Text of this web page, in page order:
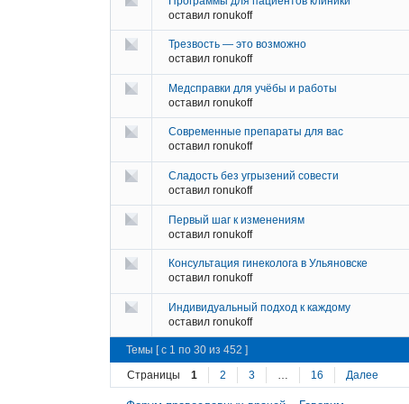
оставил ronukoff
Трезвость — это возможно
оставил ronukoff
Медсправки для учёбы и работы
оставил ronukoff
Современные препараты для вас
оставил ronukoff
Сладость без угрызений совести
оставил ronukoff
Первый шаг к изменениям
оставил ronukoff
Консультация гинеколога в Ульяновске
оставил ronukoff
Индивидуальный подход к каждому
оставил ronukoff
Темы [ с 1 по 30 из 452 ]
Страницы
1 2 3 16 Далее